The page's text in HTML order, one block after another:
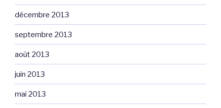
décembre 2013
septembre 2013
août 2013
juin 2013
mai 2013